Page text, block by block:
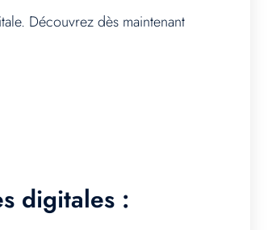
Découvrez dès maintenant
digitales :